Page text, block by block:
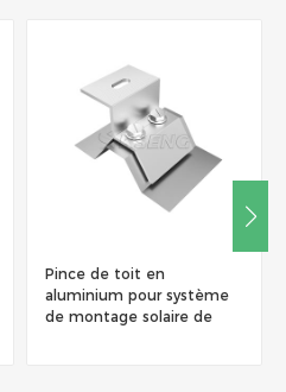
Pince de toit en
aluminium pour système
de montage solaire de